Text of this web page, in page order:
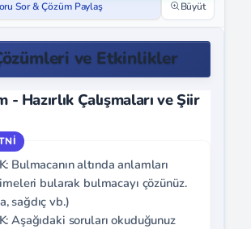
Sor & Çözüm Paylaş Büyüt
ve Etkinlikler
- Hazırlık Çalışmaları ve Şiir
Bulmacanın altında anlamları
bularak bulmacayı çözünüz.
sağdıç vb.)
Aşağıdaki soruları okuduğunuz